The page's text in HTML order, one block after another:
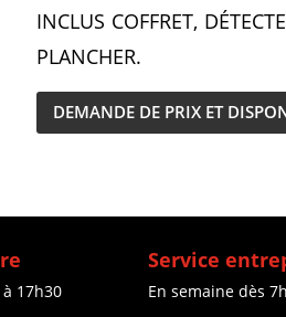
INCLUS COFFRET,
PLANCHER.
DEMANDE DE PRIX ET
17h30
Service
En semaine dès 7h